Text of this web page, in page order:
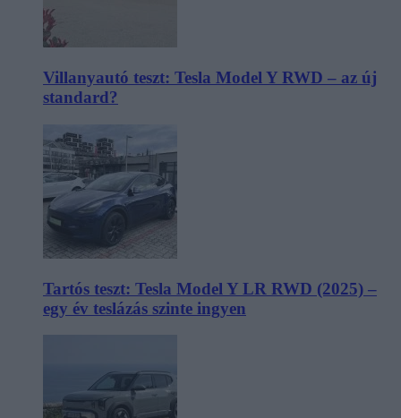
Villanyautó teszt: Tesla Model Y RWD – az új
standard?
Tartós teszt: Tesla Model Y LR RWD (2025) –
egy év teslázás szinte ingyen